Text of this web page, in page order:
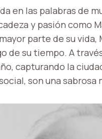
en las palabras de
y pasión como
parte de su
de su tiempo. A
capturando la
son una